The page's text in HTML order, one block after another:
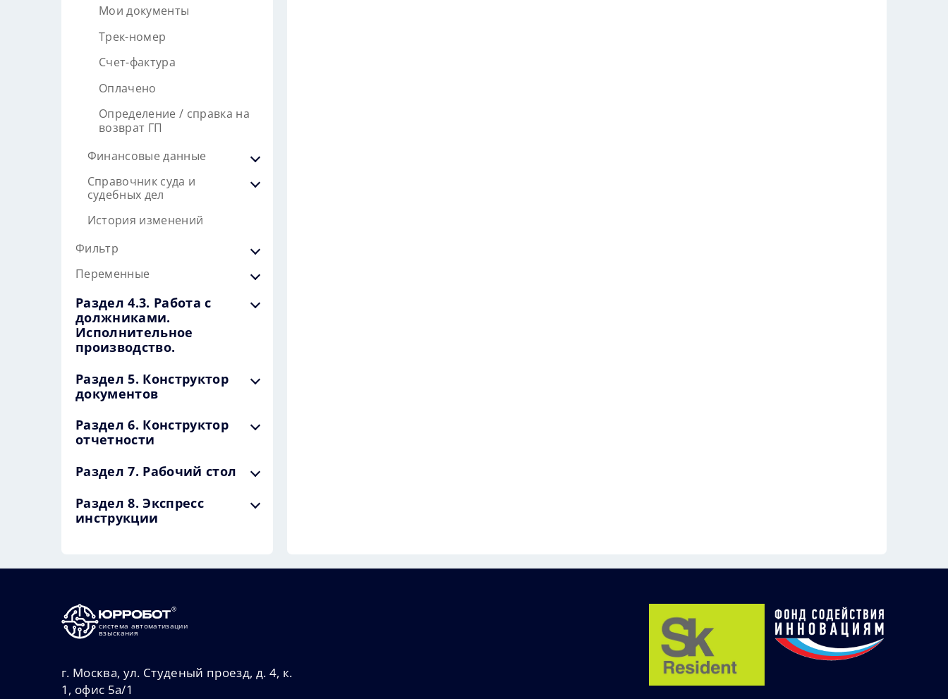
Мои документы
Трек-номер
Счет-фактура
Оплачено
Определение / справка на
возврат ГП
Финансовые данные
Справочник суда и
судебных дел
История изменений
Фильтр
Переменные
Раздел 4.3. Работа с
должниками.
Исполнительное
производство.
Раздел 5. Конструктор
документов
Раздел 6. Конструктор
отчетности
Раздел 7. Рабочий стол
Раздел 8. Экспресс
инструкции
система автоматизации
взыскания
г. Москва, ул. Студеный проезд, д. 4, к.
1, офис 5а/1